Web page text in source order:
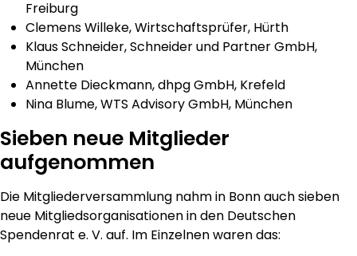
Freiburg
Clemens Willeke, Wirtschaftsprüfer, Hürth
Klaus Schneider, Schneider und Partner GmbH,
München
Annette Dieckmann, dhpg GmbH, Krefeld
Nina Blume, WTS Advisory GmbH, München
Sieben neue Mitglieder
aufgenommen
Die Mitgliederversammlung nahm in Bonn auch sieben
neue Mitgliedsorganisationen in den Deutschen
Spendenrat e. V. auf. Im Einzelnen waren das: